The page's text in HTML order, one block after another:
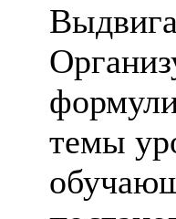
темы